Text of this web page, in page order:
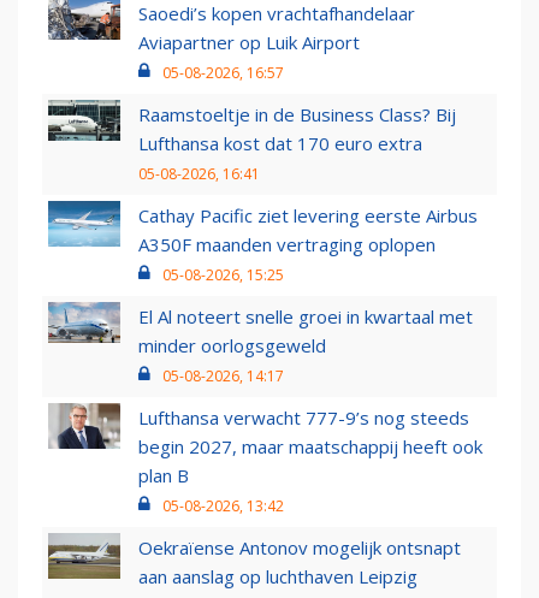
Saoedi’s kopen vrachtafhandelaar
Aviapartner op Luik Airport
05-08-2026, 16:57
Raamstoeltje in de Business Class? Bij
Lufthansa kost dat 170 euro extra
05-08-2026, 16:41
Cathay Pacific ziet levering eerste Airbus
A350F maanden vertraging oplopen
05-08-2026, 15:25
El Al noteert snelle groei in kwartaal met
minder oorlogsgeweld
05-08-2026, 14:17
Lufthansa verwacht 777-9’s nog steeds
begin 2027, maar maatschappij heeft ook
plan B
05-08-2026, 13:42
Oekraïense Antonov mogelijk ontsnapt
aan aanslag op luchthaven Leipzig